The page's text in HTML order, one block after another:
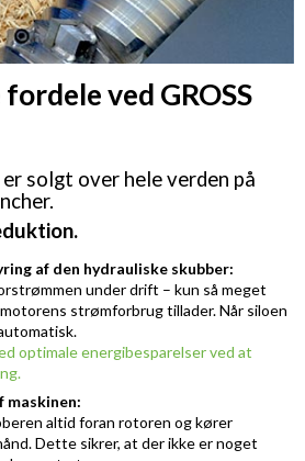
ved GROSS
er solgt over hele verden på
af den hydrauliske skubber:
under drift – kun så meget
strømforbrug tillader. Når siloen
optimale energibesparelser ved at
altid foran rotoren og kører
Dette sikrer, at der ikke er noget